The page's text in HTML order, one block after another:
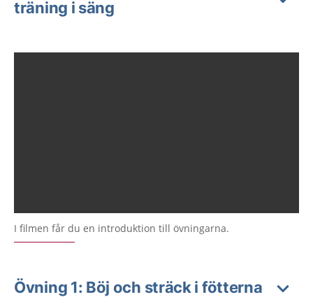
träning i säng
I filmen får du en introduktion till övningarna.
Övning 1: Böj och sträck i fötterna